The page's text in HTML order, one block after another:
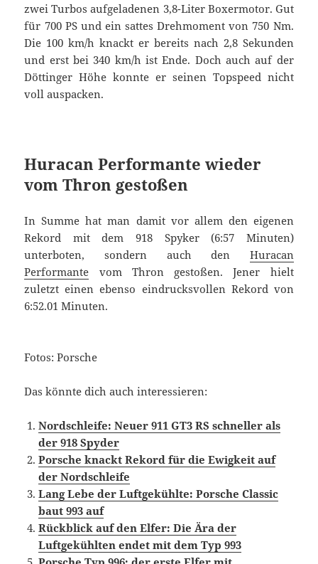
zwei Turbos aufgeladenen 3,8-Liter Boxermotor. Gut
für 700 PS und ein sattes Drehmoment von 750 Nm.
Die 100 km/h knackt er bereits nach 2,8 Sekunden
und erst bei 340 km/h ist Ende. Doch auch auf der
Döttinger Höhe konnte er seinen Topspeed nicht
voll auspacken.
Huracan Performante wieder
vom Thron gestoßen
In Summe hat man damit vor allem den eigenen
Rekord mit dem 918 Spyker (6:57 Minuten)
unterboten, sondern auch den Huracan
Performante vom Thron gestoßen. Jener hielt
zuletzt einen ebenso eindrucksvollen Rekord von
6:52.01 Minuten.
Fotos: Porsche
Das könnte dich auch interessieren:
Nordschleife: Neuer 911 GT3 RS schneller als
der 918 Spyder
Porsche knackt Rekord für die Ewigkeit auf
der Nordschleife
Lang Lebe der Luftgekühlte: Porsche Classic
baut 993 auf
Rückblick auf den Elfer: Die Ära der
Luftgekühlten endet mit dem Typ 993